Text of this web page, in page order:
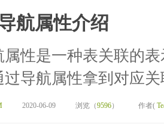
航属性介绍
属性是一种表关联的
过导航属性拿到对应
2020-06-09 浏览（9596） 作者(